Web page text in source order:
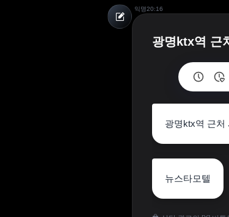
익명20:16
광명ktx역 근
광명ktx역 근처
뉴스타모텔